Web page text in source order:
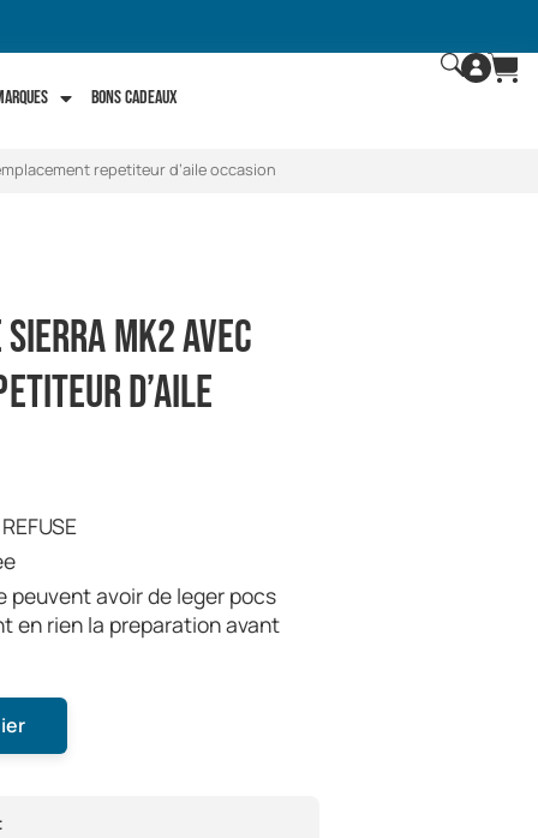
Bons Cadeaux
repetiteur d’aile occasion
mk2 avec
d’aile
peuvent avoir de leger pocs
en rien la preparation avant